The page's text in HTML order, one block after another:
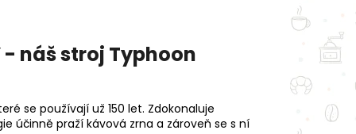
- náš stroj Typhoon
se používají už 150 let. Zdokonaluje
účinně praží kávová zrna a zároveň se s ní